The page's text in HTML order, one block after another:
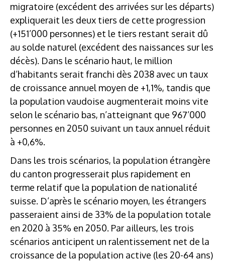
migratoire (excédent des arrivées sur les départs)
expliquerait les deux tiers de cette progression
(+151’000 personnes) et le tiers restant serait dû
au solde naturel (excédent des naissances sur les
décès). Dans le scénario haut, le million
d’habitants serait franchi dès 2038 avec un taux
de croissance annuel moyen de +1,1%, tandis que
la population vaudoise augmenterait moins vite
selon le scénario bas, n’atteignant que 967’000
personnes en 2050 suivant un taux annuel réduit
à +0,6%.
Dans les trois scénarios, la population étrangère
du canton progresserait plus rapidement en
terme relatif que la population de nationalité
suisse. D’après le scénario moyen, les étrangers
passeraient ainsi de 33% de la population totale
en 2020 à 35% en 2050. Par ailleurs, les trois
scénarios anticipent un ralentissement net de la
croissance de la population active (les 20-64 ans)